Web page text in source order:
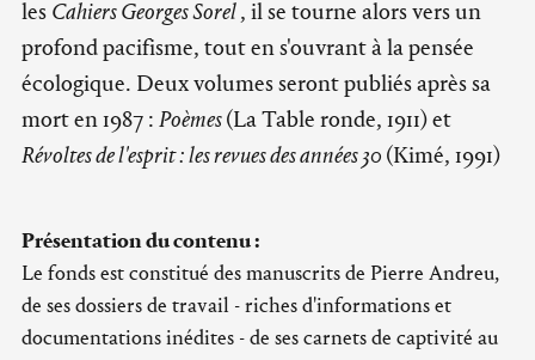
les Cahiers Georges Sorel, il se tourne alors vers un
profond pacifisme, tout en s'ouvrant à la pensée
écologique. Deux volumes seront publiés après sa
mort en 1987 : Poèmes(La Table ronde, 1911) et
Révoltes de l'esprit : les revues des années 30 (Kimé, 1991)
Présentation du contenu :
Le fonds est constitué des manuscrits de Pierre Andreu,
de ses dossiers de travail - riches d'informations et
documentations inédites - de ses carnets de captivité au